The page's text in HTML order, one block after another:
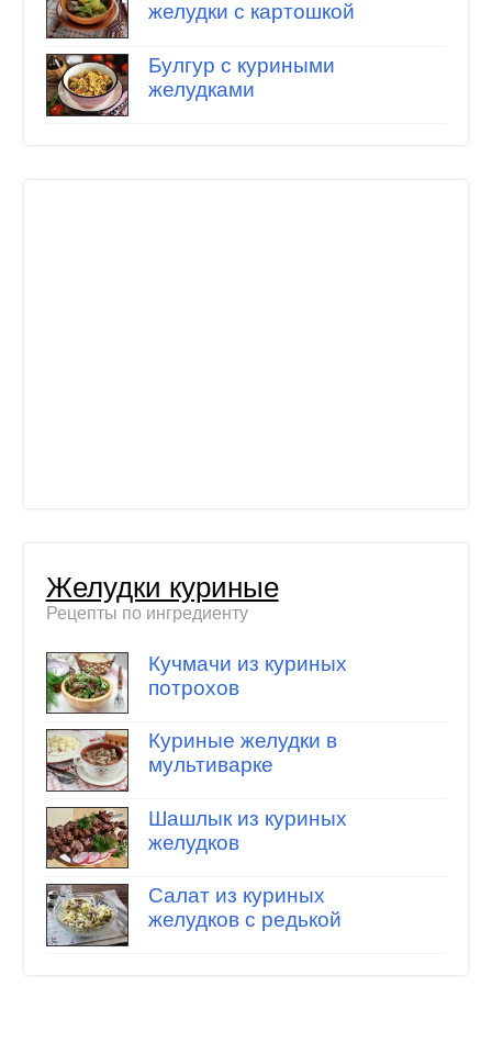
желудки с картошкой
Булгур с куриными
желудками
Желудки куриные
Рецепты по ингредиенту
Кучмачи из куриных
потрохов
Куриные желудки в
мультиварке
Шашлык из куриных
желудков
Салат из куриных
желудков с редькой